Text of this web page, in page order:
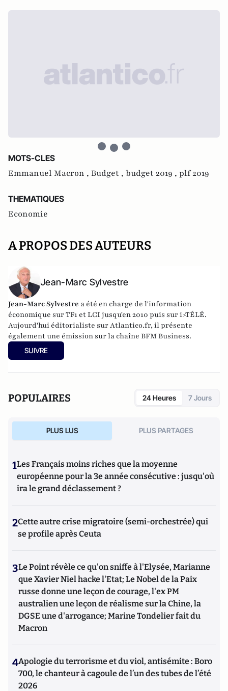
MOTS-CLES
Emmanuel Macron , Budget , budget 2019 , plf 2019
THEMATIQUES
Economie
A PROPOS DES AUTEURS
Jean-Marc Sylvestre
Jean-Marc Sylvestre a été en charge de l'information
économique sur TF1 et LCI jusqu'en 2010 puis sur i>TÉLÉ.
Aujourd'hui éditorialiste sur Atlantico.fr, il présente
également une émission sur la chaîne BFM Business.
SUIVRE
POPULAIRES 24 Heures 7 Jours
PLUS LUS PLUS PARTAGES
1Les Français moins riches que la moyenne
européenne pour la 3e année consécutive : jusqu'où
ira le grand déclassement ?
2Cette autre crise migratoire (semi-orchestrée) qui
se profile après Ceuta
3Le Point révèle ce qu'on sniffe à l'Elysée, Marianne
que Xavier Niel hacke l'Etat; Le Nobel de la Paix
russe donne une leçon de courage, l'ex PM
australien une leçon de réalisme sur la Chine, la
DGSE une d'arrogance; Marine Tondelier fait du
Macron
4Apologie du terrorisme et du viol, antisémite : Boro
700, le chanteur à cagoule de l’un des tubes de l’été
2026